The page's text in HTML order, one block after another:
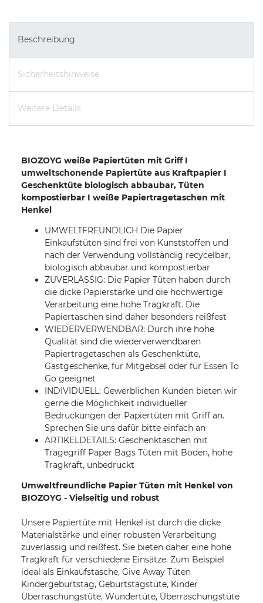
Beschreibung
Sicherheitshinweise
Weitere Details
BIOZOYG weiße Papiertüten mit Griff I
umweltschonende Papiertüte aus Kraftpapier I
Geschenktüte biologisch abbaubar, Tüten
kompostierbar I weiße Papiertragetaschen mit
Henkel
UMWELTFREUNDLICH Die Papier
Einkaufstüten sind frei von Kunststoffen und
nach der Verwendung vollständig recycelbar,
biologisch abbaubar und kompostierbar
ZUVERLÄSSIG: Die Papier Tüten haben durch
die dicke Papierstärke und die hochwertige
Verarbeitung eine hohe Tragkraft. Die
Papiertaschen sind daher besonders reißfest
WIEDERVERWENDBAR: Durch ihre hohe
Qualität sind die wiederverwendbaren
Papiertragetaschen als Geschenktüte,
Gastgeschenke, für Mitgebsel oder für Essen To
Go geeignet
INDIVIDUELL: Gewerblichen Kunden bieten wir
gerne die Möglichkeit individueller
Bedruckungen der Papiertüten mit Griff an.
Sprechen Sie uns dafür bitte einfach an
ARTIKELDETAILS: Geschenktaschen mit
Tragegriff Paper Bags Tüten mit Boden, hohe
Tragkraft, unbedruckt
Umweltfreundliche Papier Tüten mit Henkel von
BIOZOYG - Vielseitig und robust
Unsere Papiertüte mit Henkel ist durch die dicke
Materialstärke und einer robusten Verarbeitung
zuverlässig und reißfest. Sie bieten daher eine hohe
Tragkraft für verschiedene Einsätze. Zum Beispiel
ideal als Einkaufstasche, Give Away Tüten
Kindergeburtstag, Geburtstagstüte, Kinder
Überraschungstüte, Wundertüte, Überraschungstüte